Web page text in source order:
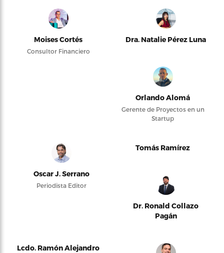
Moises Cortés
Consultor Financiero
Dra. Natalie Pérez Luna
Orlando Alomá
Gerente de Proyectos en un
Startup
Oscar J. Serrano
Periodista Editor
Tomás Ramírez
Dr. Ronald Collazo
Pagán
Lcdo. Ramón Alejandro